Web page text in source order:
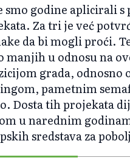
smo godine aplicirali
Za tri je već
da bi mogli proći.
manjih u odnosu na
grada,
pametnim
Dosta tih projekata
u narednim
sredstava za